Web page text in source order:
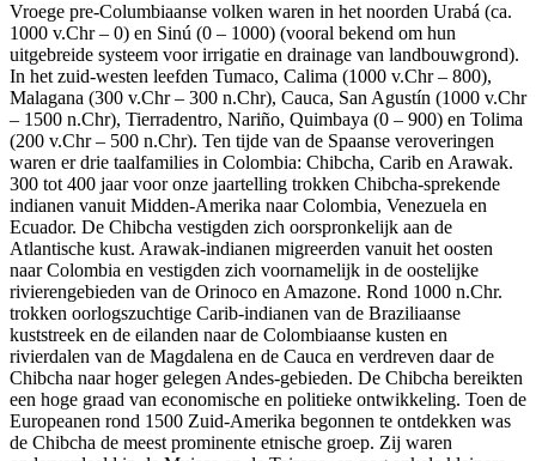
Vroege pre-Columbiaanse volken waren in het noorden Urabá (ca.
1000 v.Chr – 0) en Sinú (0 – 1000) (vooral bekend om hun
uitgebreide systeem voor irrigatie en drainage van landbouwgrond).
In het zuid-westen leefden Tumaco, Calima (1000 v.Chr – 800),
Malagana (300 v.Chr – 300 n.Chr), Cauca, San Agustín (1000 v.Chr
– 1500 n.Chr), Tierradentro, Nariño, Quimbaya (0 – 900) en Tolima
(200 v.Chr – 500 n.Chr). Ten tijde van de Spaanse veroveringen
waren er drie taalfamilies in Colombia: Chibcha, Carib en Arawak.
300 tot 400 jaar voor onze jaartelling trokken Chibcha-sprekende
indianen vanuit Midden-Amerika naar Colombia, Venezuela en
Ecuador. De Chibcha vestigden zich oorspronkelijk aan de
Atlantische kust. Arawak-indianen migreerden vanuit het oosten
naar Colombia en vestigden zich voornamelijk in de oostelijke
rivierengebieden van de Orinoco en Amazone. Rond 1000 n.Chr.
trokken oorlogszuchtige Carib-indianen van de Braziliaanse
kuststreek en de eilanden naar de Colombiaanse kusten en
rivierdalen van de Magdalena en de Cauca en verdreven daar de
Chibcha naar hoger gelegen Andes-gebieden. De Chibcha bereikten
een hoge graad van economische en politieke ontwikkeling. Toen de
Europeanen rond 1500 Zuid-Amerika begonnen te ontdekken was
de Chibcha de meest prominente etnische groep. Zij waren